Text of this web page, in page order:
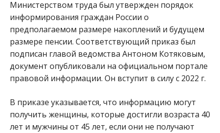
Министерством труда был утвержден порядок
информирования граждан России о
предполагаемом размере накоплений и будущем
размере пенсии. Соответствующий приказ был
подписан главой ведомства Антоном Котяковым,
документ опубликовали на официальном портале
правовой информации. Он вступит в силу с 2022 г.
В приказе указывается, что информацию могут
получить женщины, которые достигли возраста 40
лет и мужчины от 45 лет, если они не получают